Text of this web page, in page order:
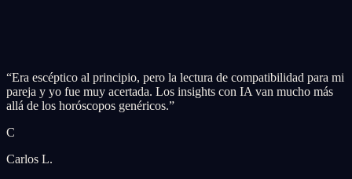
“Era escéptico al principio, pero la lectura de compatibilidad para mi
pareja y yo fue muy acertada. Los insights con IA van mucho más
allá de los horóscopos genéricos.”
C
Carlos L.